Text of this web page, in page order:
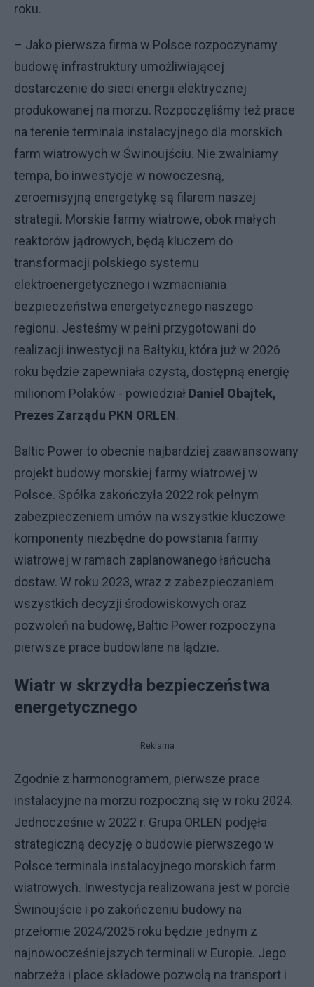
roku.
– Jako pierwsza firma w Polsce rozpoczynamy
budowę infrastruktury umożliwiającej
dostarczenie do sieci energii elektrycznej
produkowanej na morzu. Rozpoczęliśmy też prace
na terenie terminala instalacyjnego dla morskich
farm wiatrowych w Świnoujściu. Nie zwalniamy
tempa, bo inwestycje w nowoczesną,
zeroemisyjną energetykę są filarem naszej
strategii. Morskie farmy wiatrowe, obok małych
reaktorów jądrowych, będą kluczem do
transformacji polskiego systemu
elektroenergetycznego i wzmacniania
bezpieczeństwa energetycznego naszego
regionu. Jesteśmy w pełni przygotowani do
realizacji inwestycji na Bałtyku, która już w 2026
roku będzie zapewniała czystą, dostępną energię
milionom Polaków - powiedział Daniel Obajtek,
Prezes Zarządu PKN ORLEN.
Baltic Power to obecnie najbardziej zaawansowany
projekt budowy morskiej farmy wiatrowej w
Polsce. Spółka zakończyła 2022 rok pełnym
zabezpieczeniem umów na wszystkie kluczowe
komponenty niezbędne do powstania farmy
wiatrowej w ramach zaplanowanego łańcucha
dostaw. W roku 2023, wraz z zabezpieczaniem
wszystkich decyzji środowiskowych oraz
pozwoleń na budowę, Baltic Power rozpoczyna
pierwsze prace budowlane na lądzie.
Wiatr w skrzydła bezpieczeństwa
energetycznego
Reklama
Zgodnie z harmonogramem, pierwsze prace
instalacyjne na morzu rozpoczną się w roku 2024.
Jednocześnie w 2022 r. Grupa ORLEN podjęła
strategiczną decyzję o budowie pierwszego w
Polsce terminala instalacyjnego morskich farm
wiatrowych. Inwestycja realizowana jest w porcie
Świnoujście i po zakończeniu budowy na
przełomie 2024/2025 roku będzie jednym z
najnowocześniejszych terminali w Europie. Jego
nabrzeża i place składowe pozwolą na transport i